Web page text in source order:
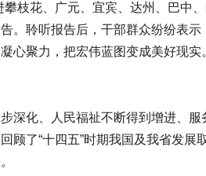
攀枝花、广元、宜宾、达州、巴中
。聆听报告后，干部群众纷纷表
心聚力，把宏伟蓝图变成美好现实
化、人民福祉不断得到增进、
顾了“十四五”时期我国及我省发展